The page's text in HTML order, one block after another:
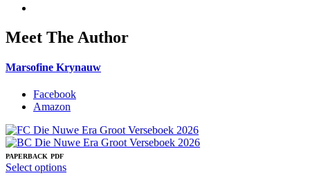
Meet The Author
Marsofine Krynauw
Facebook
Amazon
PAPERBACK PDF
Select optionsThis